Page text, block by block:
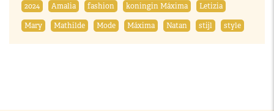
2024 Amalia fashion koningin Máxima
Letizia
Mary
Mathilde Mode Máxima Natan stijl style